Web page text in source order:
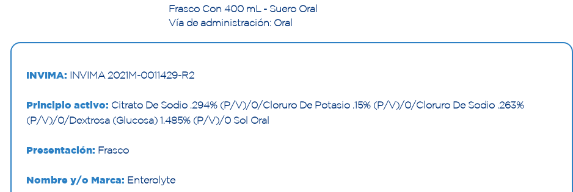
Frasco Con 400 mL - Suero Oral
Vía de administración: Oral
INVIMA: INVIMA 2021M-0011429-R2
Principio activo: Citrato De Sodio .294% (P/V)/0/Cloruro De Potasio .15% (P/V)/0/Cloruro De Sodio .263%
(P/V)/0/Dextrosa (Glucosa) 1.485% (P/V)/0 Sol Oral
Presentación: Frasco
Nombre y/o Marca: Enterolyte